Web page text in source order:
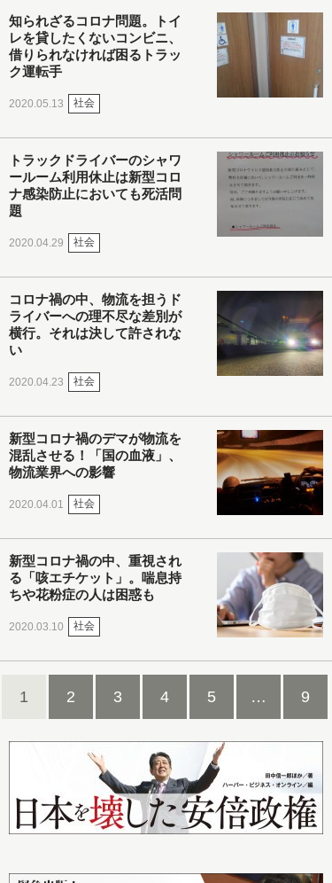
知られざるコロナ問題。トイ
レを貸したくないコンビニ、
借りられなければ困るトラッ
ク運転手
2020.05.13 社会
トラックドライバーのシャワ
ールーム利用休止は新型コロ
ナ感染防止においても死活問
題
2020.04.29 社会
コロナ禍の中、物流を担うド
ライバーへの理不尽な差別が
横行。それは決して許されな
い
2020.04.23 社会
新型コロナ禍のデマが物流を
混乱させる！「国の血液」、
物流業界への影響
2020.04.01 社会
新型コロナ禍の中、重視され
る「咳エチケット」。喘息持
ちや花粉症の人は困惑も
2020.03.10 社会
1 2 3 4 5 … 9